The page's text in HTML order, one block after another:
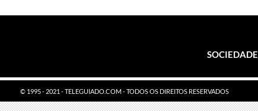
SOCIEDADE
© 1995 - 2021 - TELEGUIADO.COM - TODOS OS DIREITOS RESERVADOS